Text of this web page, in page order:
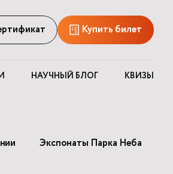
Купить билет
НАУЧНЫЙ БЛОГ КВИЗЫ
Экспонаты Парка Неба